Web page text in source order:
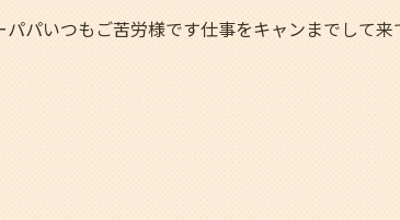
パパいつもご苦労様です仕事をキャンまでして